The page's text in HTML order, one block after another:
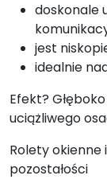
doskonale
jest
idealnie
Efekt?
uciążliwego
Rolety okienne
pozostałości